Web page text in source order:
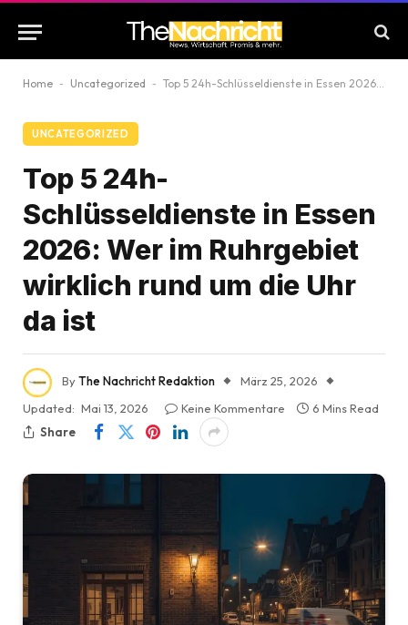
Home - Uncategorized - Top 5 24h-Schlüsseldienste in Essen 2026: Wer im Ruhrgebiet wirklich rund um die Uhr da ist
UNCATEGORIZED
Top 5 24h-
Schlüsseldienste in Essen
2026: Wer im Ruhrgebiet
wirklich rund um die Uhr
da ist
ByThe Nachricht Redaktion
März 25, 2026
Updated: Mai 13, 2026 Keine Kommentare
6 Mins Read
Share